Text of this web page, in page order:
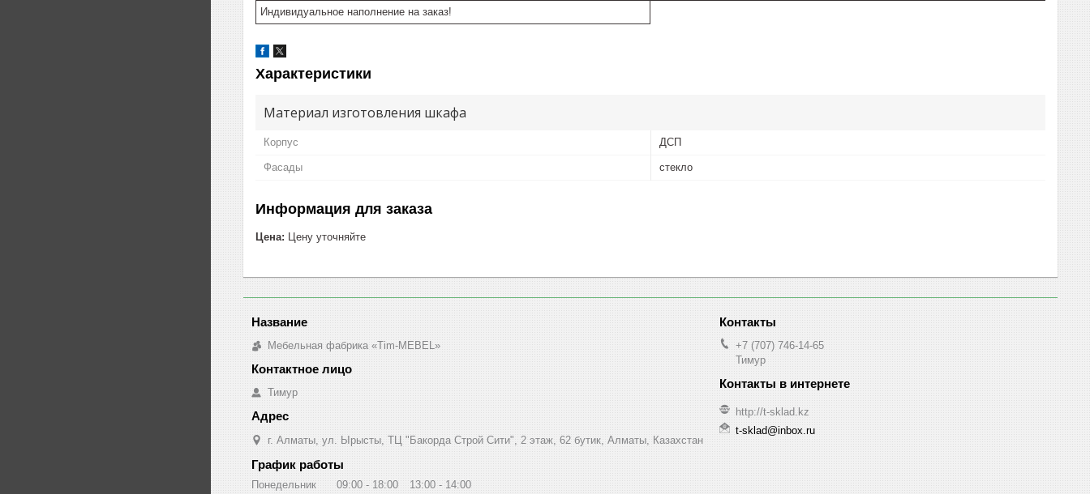
Индивидуальное наполнение на заказ!
Характеристики
Материал изготовления шкафа
Корпус ДСП
Фасады стекло
Информация для заказа
Цена: Цену уточняйте
Мебельная фабрика «Tim-MEBEL»
Тимур
г. Алматы, ул. Ырысты, ТЦ "Бакорда Строй Сити", 2 этаж, 62 бутик, Алматы, Казахстан
+7 (707) 746-14-65
Тимур
http://t-sklad.kz
t-sklad@inbox.ru
График работы
Понедельник 09:00 18:00 13:00 14:00